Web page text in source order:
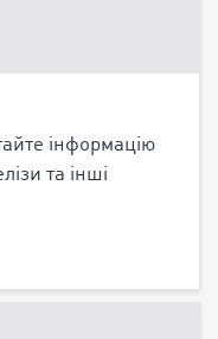
інформацію
та інші